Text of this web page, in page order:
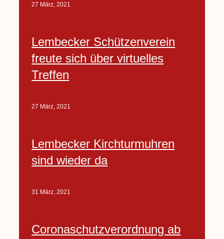
27 März, 2021
Lembecker Schützenverein
freute sich über virtuelles
Treffen
27 März, 2021
Lembecker Kirchturmuhren
sind wieder da
31 März, 2021
Coronaschutzverordnung ab